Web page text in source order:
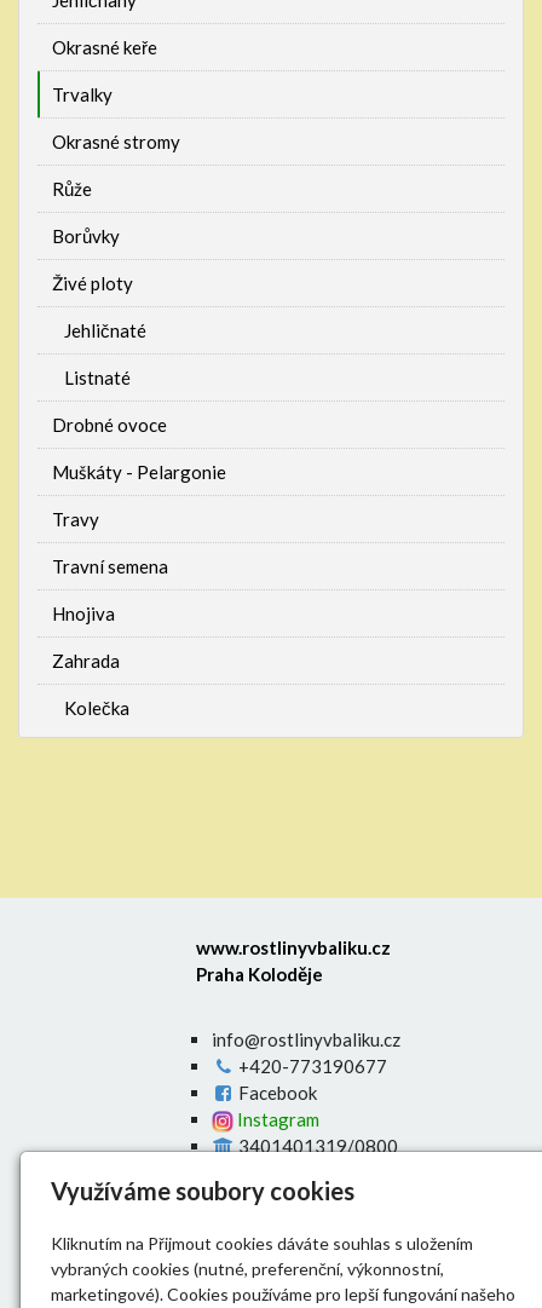
Okrasné keře
Trvalky
Okrasné stromy
Růže
Borůvky
Živé ploty
Jehličnaté
Listnaté
Drobné ovoce
Muškáty - Pelargonie
Travy
Travní semena
Hnojiva
Zahrada
Kolečka
www.rostlinyvbaliku.cz
Praha Koloděje
info@rostlinyvbaliku.cz
+420-773190677
Facebook
Instagram
3401401319/0800
Úvod
O nás
Výsadba živých plotů
Doprava
Využíváme soubory cookies
Kliknutím na Přijmout cookies dáváte souhlas s uložením
vybraných cookies (nutné, preferenční, výkonnostní,
marketingové). Cookies používáme pro lepší fungování našeho